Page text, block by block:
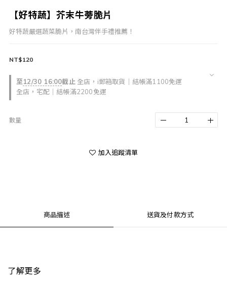
【好特蔬】芥末牛蒡脆片
好特蔬嚴選蔬菜脆片，南台灣伴手禮推薦！
至12/30 16:00截止 全店，i郵箱取貨｜結帳滿1100免運
全店，宅配｜結帳滿2200免運
NT$120
數量
加入追蹤清單
商品描述 送貨及付款方式
了解更多